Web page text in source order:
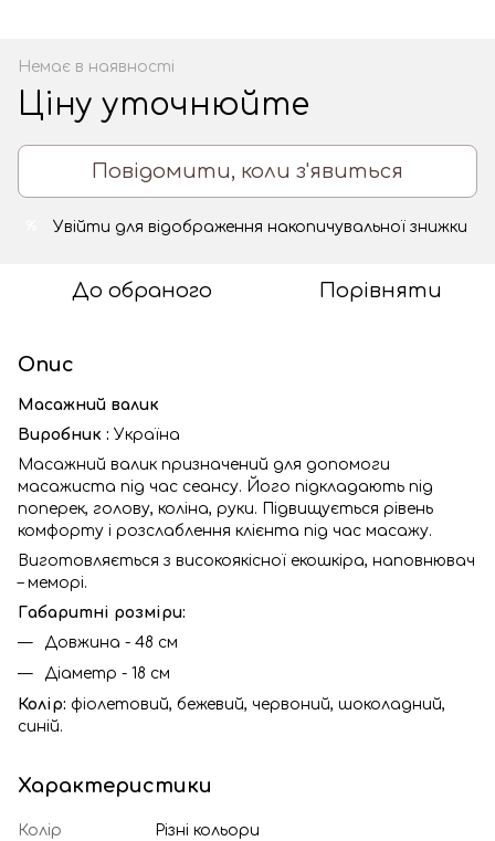
Немає в наявності
Ціну уточнюйте
Повідомити, коли з'явиться
Увійти для відображення накопичувальної знижки
До обраного Порівняти
Опис
Масажний валик
Виробник : Україна
Масажний валик призначений для допомоги
масажиста під час сеансу. Його підкладають під
поперек, голову, коліна, руки. Підвищується рівень
комфорту і розслаблення клієнта під час масажу.
Виготовляється з високоякісної екошкіра, наповнювач
– меморі.
Габаритні розміри:
Довжина - 48 см
Діаметр - 18 см
Колір: фіолетовий, бежевий, червоний, шоколадний,
синій.
Характеристики
Колір
Різні кольори